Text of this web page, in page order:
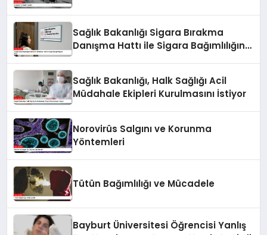
Sağlık Bakanlığı Sigara Bırakma
Danışma Hattı ile Sigara Bağımlılığına
Sağlık Bakanlığı, Halk Sağlığı Acil
Müdahale Ekipleri Kurulmasını İstiyor
Norovirüs Salgını ve Korunma
Yöntemleri
Tütün Bağımlılığı ve Mücadele
Bayburt Üniversitesi Öğrencisi Yanlış